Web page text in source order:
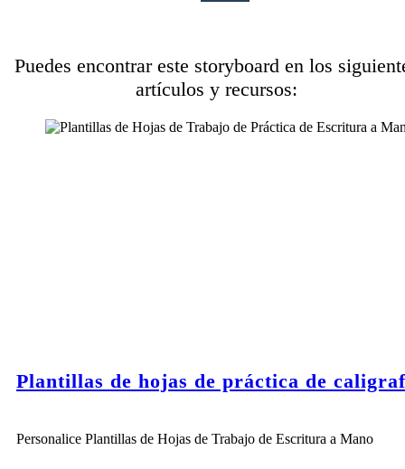
Puedes encontrar este storyboard en los
artículos y recursos:
Plantillas de hojas de práctica de
Personalice Plantillas de Hojas de Trabajo de Escritura a Mano